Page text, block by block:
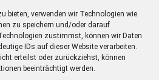
bieten, verwenden wir Technologien wie
zu speichern und/oder darauf
zustimmst, können wir Daten
IDs auf dieser Website verarbeiten.
erteilst oder zurückziehst, können
beeinträchtigt werden.
ago
Moderatorin
Sie Spaß?”